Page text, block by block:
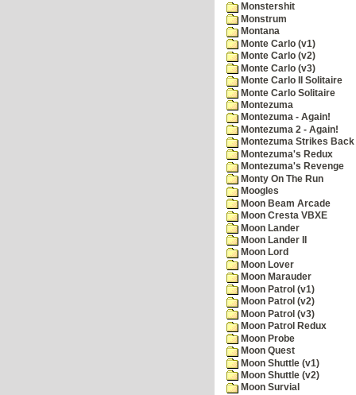
Monstershit
Monstrum
Montana
Monte Carlo (v1)
Monte Carlo (v2)
Monte Carlo (v3)
Monte Carlo II Solitaire
Monte Carlo Solitaire
Montezuma
Montezuma - Again!
Montezuma 2 - Again!
Montezuma Strikes Back
Montezuma's Redux
Montezuma's Revenge
Monty On The Run
Moogles
Moon Beam Arcade
Moon Cresta VBXE
Moon Lander
Moon Lander II
Moon Lord
Moon Lover
Moon Marauder
Moon Patrol (v1)
Moon Patrol (v2)
Moon Patrol (v3)
Moon Patrol Redux
Moon Probe
Moon Quest
Moon Shuttle (v1)
Moon Shuttle (v2)
Moon Survial